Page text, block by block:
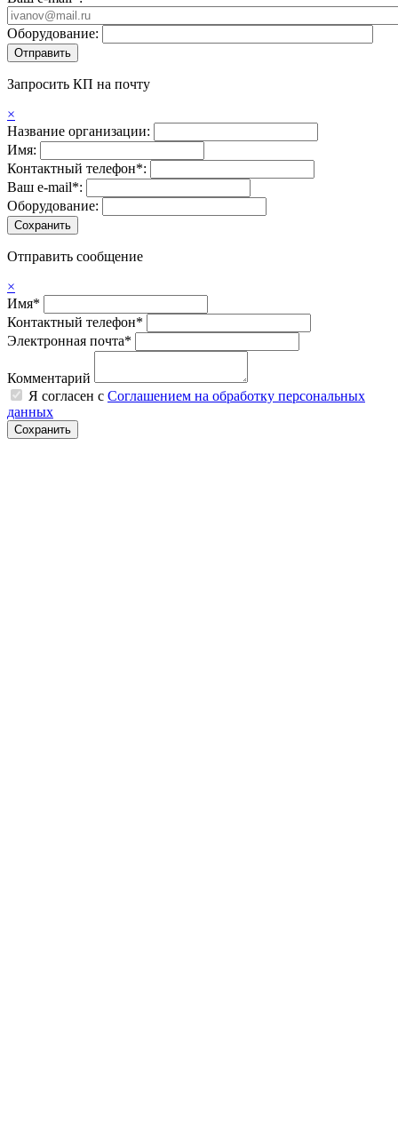
Оборудование:
Запросить КП на почту
×
Название организации:
Имя:
Контактный телефон*:
Ваш e-mail*:
Оборудование:
Отправить сообщение
×
Имя*
Контактный телефон*
Электронная почта*
Комментарий
Я согласен с Соглашением на обработку персональных
данных